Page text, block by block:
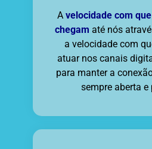
A velocidade com
chegam até nós
a velocidade com
atuar nos canais
para manter a
sempre aberta e